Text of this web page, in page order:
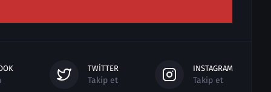
TWITTER
Takip et
INSTAGRAM
Takip et